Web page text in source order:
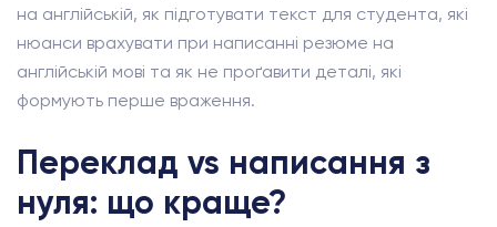
на англійській, як підготувати текст для студента, які
нюанси врахувати при написанні резюме на
англійській мові та як не проґавити деталі, які
формують перше враження.
Переклад vs написання з
нуля: що краще?